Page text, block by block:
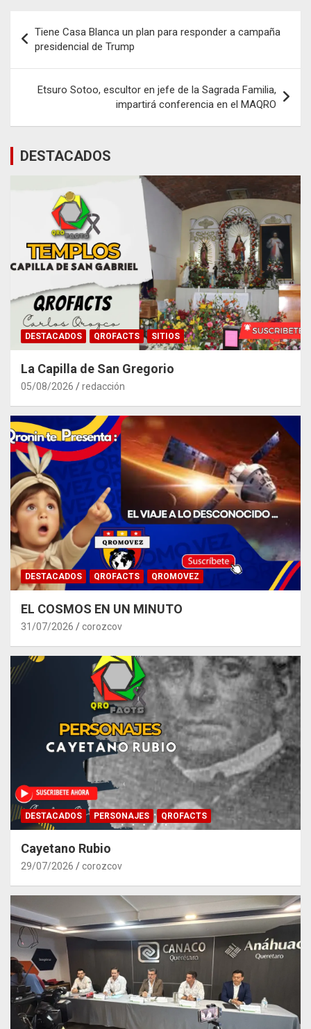
de
entradas
Tiene Casa Blanca un plan para responder a campaña
presidencial de Trump
Etsuro Sotoo, escultor en jefe de la Sagrada Familia,
impartirá conferencia en el MAQRO
DESTACADOS
DESTACADOS QROFACTS SITIOS
La Capilla de San Gregorio
05/08/2026 redacción
DESTACADOS QROFACTS QROMOVEZ
EL COSMOS EN UN MINUTO
31/07/2026 corozcov
DESTACADOS PERSONAJES QROFACTS
Cayetano Rubio
29/07/2026 corozcov